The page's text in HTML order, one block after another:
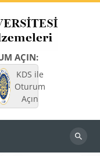
AÇIN:
KDS ile
Oturum
Açın
Dersleri